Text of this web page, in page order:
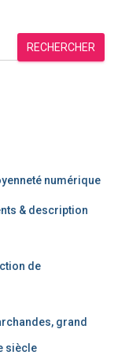
RECHERCHER
numérique
& description
de
grand
siècle